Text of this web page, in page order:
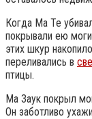
Когда Ма Те
покрывали ею
этих шкур
переливались в
птицы.
Ма Заук покрыл
Он заботливо